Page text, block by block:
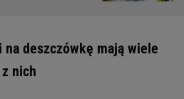
deszczówkę mają wiele
nich